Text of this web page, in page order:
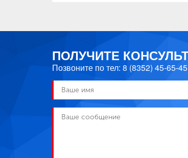
ПОЛУЧИТЕ
Позвоните по тел: 8 (8352) 45-65-45